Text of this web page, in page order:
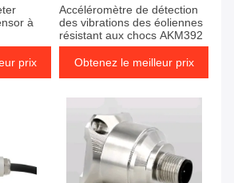
à
prix
Accéléromètre de détection
des vibrations des éoliennes
résistant aux chocs AKM392
Obtenez le meilleur prix